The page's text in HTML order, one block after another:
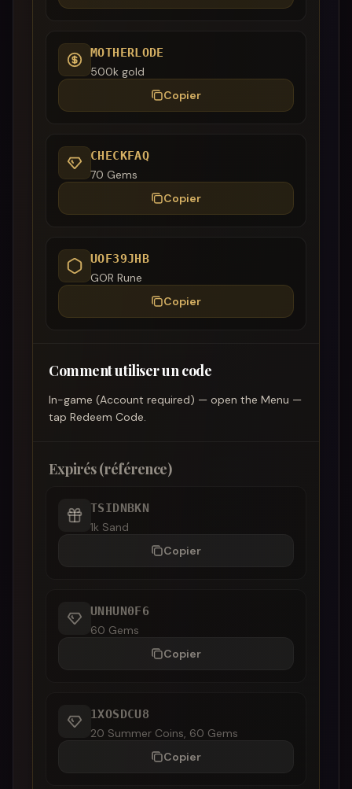
MOTHERLODE
500k gold
Copier
CHECKFAQ
70 Gems
Copier
UOF39JHB
GOR Rune
Copier
Comment utiliser un code
In-game (Account required) — open the Menu —
tap Redeem Code.
Expirés (référence)
TSIDNBKN
1k Sand
Copier
UNHUN0F6
60 Gems
Copier
1XOSDCU8
20 Summer Coins, 60 Gems
Copier